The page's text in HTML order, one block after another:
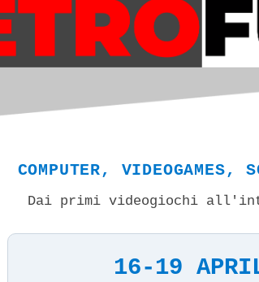
COMPUTER, VIDEOGAMES,
Dai primi videogiochi
16-19